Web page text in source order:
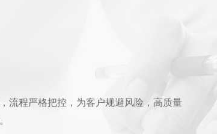
流程严格把控，为客户规避风险，高质量